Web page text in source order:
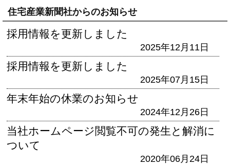
住宅産業新聞社からのお知らせ
採用情報を更新しました
2025年12月11日
採用情報を更新しました
2025年07月15日
年末年始の休業のお知らせ
2024年12月26日
当社ホームページ閲覧不可の発生と解消に
ついて
2020年06月24日